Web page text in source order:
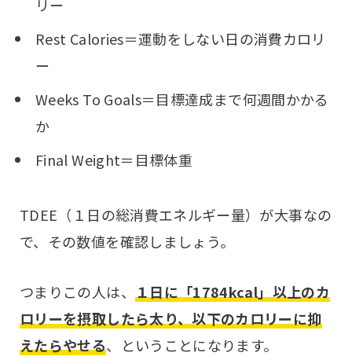
リー
Rest Calories＝運動をしない日の消費カロリ
ー
Weeks To Goals＝目標達成まで何週間かかる
か
Final Weight＝目標体重
TDEE（１日の総消費エネルギー量）が大事なの
で、その数値を確認しましょう。
つまりこの人は、
１日に「1784kcal」以上のカ
ロリーを摂取したら太り、以下のカロリーに抑
えたらやせる、ということになります。